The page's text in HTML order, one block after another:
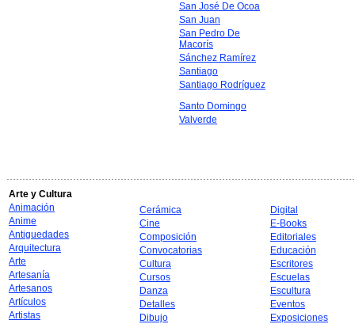
San José De Ocoa
San Juan
San Pedro De
Macorís
Sánchez Ramírez
Santiago
Santiago Rodríguez
Santo Domingo
Valverde
Arte y Cultura
Animación
Anime
Antiguedades
Arquitectura
Arte
Artesanía
Artesanos
Artículos
Artistas
Cerámica
Cine
Composición
Convocatorias
Cultura
Cursos
Danza
Detalles
Dibujo
Digital
E-Books
Editoriales
Educación
Escritores
Escuelas
Escultura
Eventos
Exposiciones